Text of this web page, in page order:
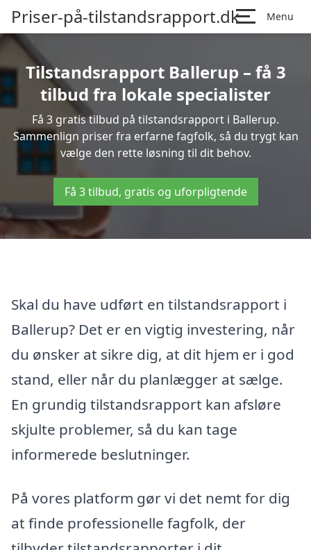
Priser-på-tilstandsrapport.dk Menu
Tilstandsrapport Ballerup – få 3
tilbud fra lokale specialister
Få 3 gratis tilbud på tilstandsrapport i Ballerup.
Sammenlign priser fra erfarne fagfolk, så du trygt kan
vælge den rette løsning til dit behov.
Få 3 tilbud, gratis og uforpligtende
Skal du have udført en tilstandsrapport i
Ballerup? Det er en vigtig investering, når
du ønsker at sikre dig, at dit hjem er i god
stand, eller når du planlægger at sælge.
En grundig tilstandsrapport kan afsløre
skjulte problemer, så du kan tage
informerede beslutninger.
På vores platform gør vi det nemt for dig
at finde professionelle fagfolk, der